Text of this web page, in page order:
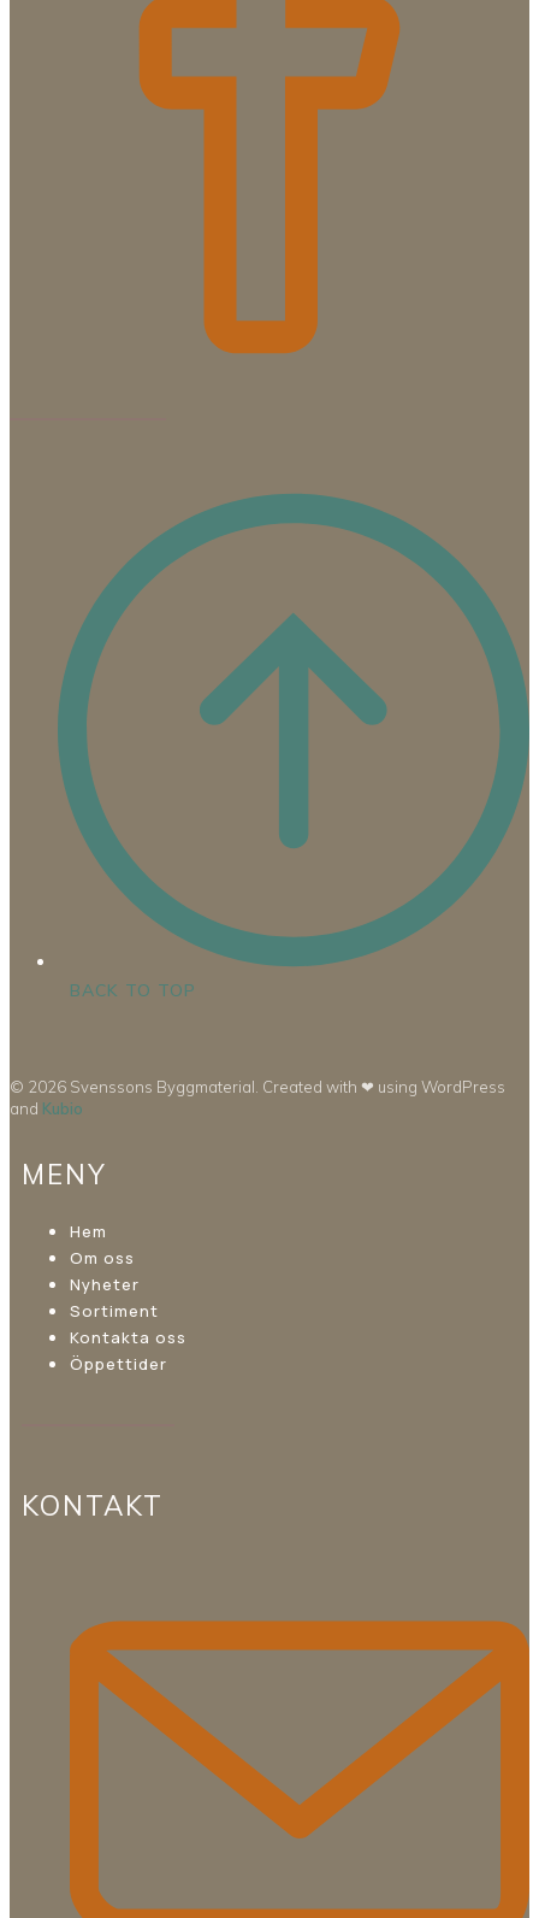
BACK TO TOP
© 2026 Svenssons Byggmaterial. Created with ❤ using WordPress
and Kubio
MENY
Hem
Om oss
Nyheter
Sortiment
Kontakta oss
Öppettider
KONTAKT